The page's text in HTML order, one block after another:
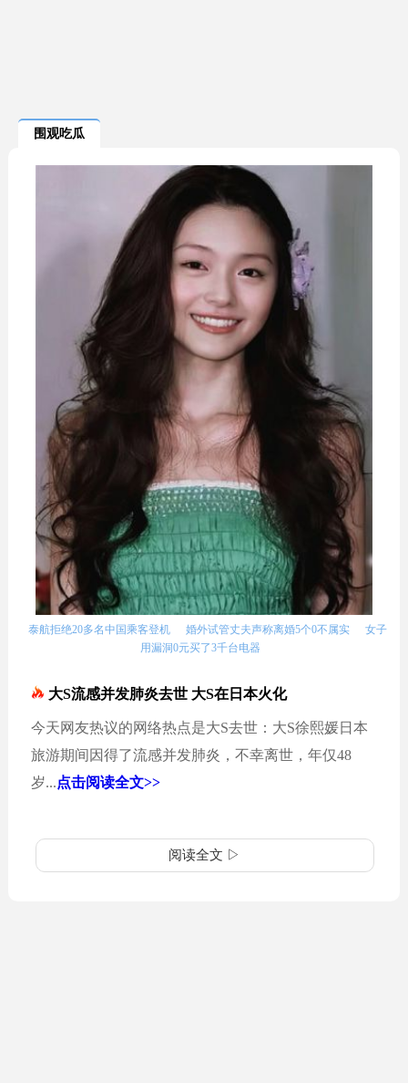
围观吃瓜
泰航拒绝20多名中国乘客登机 婚外试管丈夫声称离婚5个0不属实
女子
用漏洞0元买了3千台电器
大S流感并发肺炎去世 大S在日本火化
今天网友热议的网络热点是大S去世：大S徐熙媛日本
旅游期间因得了流感并发肺炎，不幸离世，年仅48
岁...点击阅读全文>>
阅读全文 ▷